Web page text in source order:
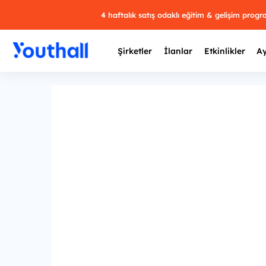
4 haftalık satış odaklı eğitim & gelişim
Şirketler İlanlar Etkinlikler